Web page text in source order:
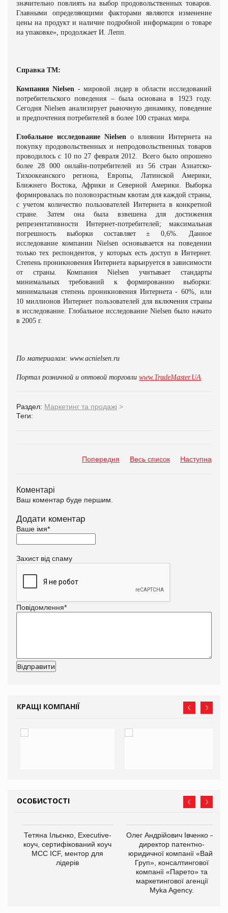
значительно повлиять на выбор продовольственных товаров.
Главными определяющими факторами являются изменение
цены на продукт и наличие подробной информации о товаре
на упаковке», продолжает И. Лепп.
Справка ТМ:
Компания Nielsen - мировой лидер в области исследований
потребительского поведения – была основана в 1923 году.
Сегодня Nielsen анализирует рыночную динамику, поведение
и предпочтения потребителей в более 100 странах мира.
Глобальное исследование Nielsen о влиянии Интернета на
покупку продовольственных и непродовольственных товаров
проводилось с 10 по 27 февраля 2012.
Всего было опрошено
более 28 000 онлайн-потребителей из 56 стран Азиатско-
Тихоокеанского региона, Европы, Латинской Америки,
Ближнего Востока, Африки и Северной Америки. Выборка
формировалась по половозрастным квотам для каждой страны,
с учетом количество пользователей Интернета в конкретной
стране. Затем она была взвешена для достижения
репрезентативности Интернет-потребителей; максимальная
погрешность выборки составляет ± 0,6%. Данное
исследование компании Nielsen основывается на поведении
только тех респондентов, у которых есть доступ в Интернет.
Степень проникновения Интернета варьируется в зависимости
от страны. Компания Nielsen учитывает стандарты
минимальных требований к формированию выборки:
минимальная степень проникновения Интернета - 60%, или
10 миллионов Интернет пользователей для включения страны
в исследование. Глобальное исследование Nielsen было начато
в 2005 г.
По материалам: www.acnielsen.ru
Портал розничной и оптовой торговли www.TradeMaster.UA
Раздел: Маркетинг та продажі >
Теги:
Попередня Весь список Наступна
Коментарі
Ваш коментар буде першим.
Додати коментар
Ваше імя*
Захист від спаму
Повідомлення*
КРАЩІ КОМПАНІЇ
ОСОБИСТОСТІ
Тетяна Ільєнко, Executive-
коуч, сертифікований коуч
МСС ICF, ментор для
лідерів
Олег Андрійович Івченко —
директор патентно-
юридичної компанії «Вайз
Груп», консалтингової
компанії «Парето» та
маркетингової агенції
Myka Agency.